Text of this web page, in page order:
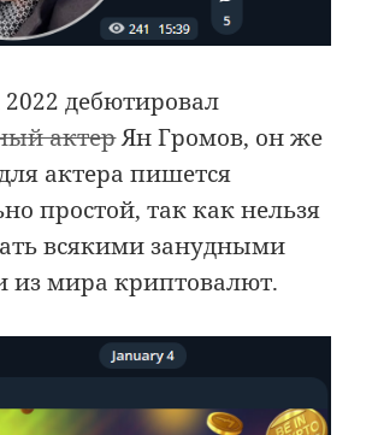
2022 дебютировал
актерЯн Громов, он же
актера пишется
простой, так как нельзя
всякими занудными
из мира криптовалют.